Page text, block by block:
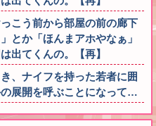
こう前から部屋の前の廊下
とか「ほんまアホやなぁ」
出てくんの。【再】
、ナイフを持った若者に囲
展開を呼ぶことになって…